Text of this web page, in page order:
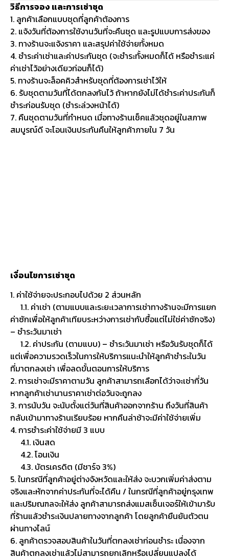
วิธีการจอง และการเช่าชุด
1. ลูกค้าเลือกแบบชุดที่ลูกค้าต้องการ
2. แจ้งวันที่ต้องการใช้งานวันที่จะคืนชุด และรูปแบบการส่งของ
3. ทางร้านจะแจ้งราคา และสรุปค่าใช้จ่ายทั้งหมด
4. ชำระค่าเช่าและค่าประกันชุด (จะชำระทั้งหมดก็ได้ หรือชำระแค่
ค่าเช่าไว้อย่างเดียวก่อนก็ได้)
5. ทางร้านจะล็อคคิวสำหรับชุดที่ต้องการเช่าไว้ให้
6. รับชุดตามวันที่ได้ตกลงกันไว้ ถ้าหากยังไม่ได้ชำระค่าประกันก็
ชำระก่อนรับชุด (ชำระล่วงหน้าได้)
7. คืนชุดตามวันที่กำหนด เมื่อทางร้านเช็คแล้วชุดอยู่ในสภาพ
สมบูรณ์ดี จะโอนเงินประกันคืนให้ลูกค้าภายใน 7 วัน
เงื่อนไขการเช่าชุด
1. ค่าใช้จ่ายจะประกอบไปด้วย 2 ส่วนหลัก
1.1. ค่าเช่า (ตามแบบและระยะเวลาการเช่าทางร้านจะมีการแยก
ค่าซักเพื่อให้ลูกค้าเทียบระหว่างการเช่ากับซื้อแต่ไม่ใช่ค่าซักจริง)
– ชำระวันมาเช่า
1.2. ค่าประกัน (ตามแบบ) – ชำระวันมาเช่า หรือวันรับชุดก็ได้
แต่เพื่อความรวดเร็วในการให้บริการแนะนำให้ลูกค้าชำระในวัน
ที่มาตกลงเช่า เพื่อลดขั้นตอนการให้บริการ
2. การเช่าจะมีราคาตามวัน ลูกค้าสามารถเลือกได้ว่าจะเช่ากี่วัน
หากลูกค้าเช่านานราคาเช่าต่อวันจะถูกลง
3. การนับวัน จะนับตั้งแต่วันที่สินค้าออกจากร้าน ถึงวันที่สินค้า
กลับเข้ามาทางร้านเรียบร้อย หากคืนล่าช้าจะมีค่าใช้จ่ายเพิ่ม
4. การชำระค่าใช้จ่ายมี 3 แบบ
4.1. เงินสด
4.2. โอนเงิน
4.3. บัตรเครดิต (มีชาร์จ 3%)
5. ในกรณีที่ลูกค้าอยู่ต่างจังหวัดและให้ส่ง จะบวกเพิ่มค่าส่งตาม
จริงและหักจากค่าประกันที่จะได้คืน / ในกรณีที่ลูกค้าอยู่กรุงเทพ
และปริมณฑลจะให้ส่ง ลูกค้าสามารถส่งแมสเซ็นเจอร์ให้เข้ามารับ
ที่ร้านแล้วชำระเงินปลายทางจากลูกค้า โดยลูกค้ายืนยันตัวตน
ผ่านทางไลน์
6. ลูกค้าตรวจสอบสินค้าในวันที่ตกลงเช่าก่อนชำระ เนื่องจาก
สินค้าตกลงเช่าแล้วไม่สามารถยกเลิกหรือเปลี่ยนแปลงได้